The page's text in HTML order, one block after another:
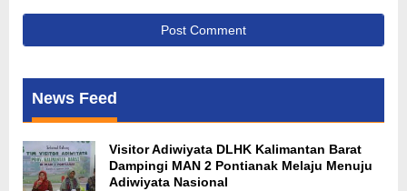
News Feed
Visitor Adiwiyata DLHK Kalimantan Barat
Dampingi MAN 2 Pontianak Melaju Menuju
Adiwiyata Nasional